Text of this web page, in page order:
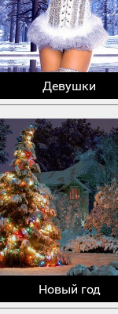
Девушки
Новый год